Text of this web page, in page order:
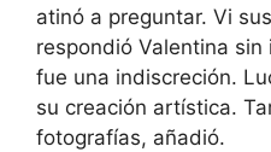
atinó a preguntar. Vi
respondió Valentina
fue una indiscreción.
su creación artística.
fotografías, añadió.